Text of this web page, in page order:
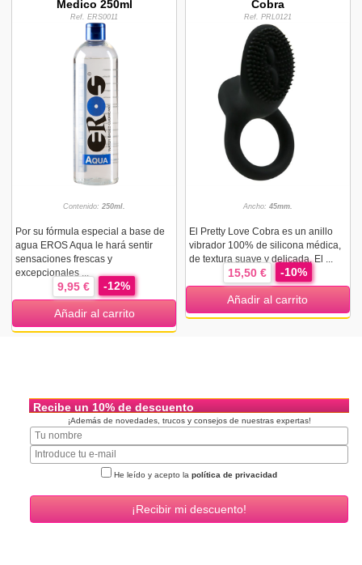
Medico 250ml
Ref. ERS0011
Contenido:250ml.
Por su fórmula especial a base de
agua EROS Aqua le hará sentir
sensaciones frescas y
excepcionales ...
9,95 € -12%
Añadir al carrito
Cobra
Ref. PRL0121
Ancho: 45mm.
El Pretty Love Cobra es un anillo
vibrador 100% de silicona médica,
de textura suave y delicada. El ...
15,50 € -10%
Añadir al carrito
Recibe un 10% de descuento
¡Además de novedades, trucos y consejos de nuestras expertas!
He leído y acepto la política de privacidad